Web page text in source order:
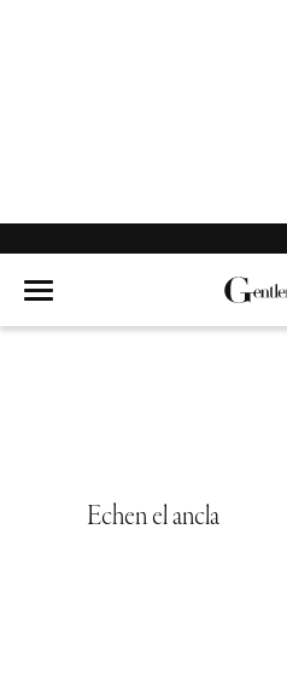
Hambre de mar
Echen el ancla